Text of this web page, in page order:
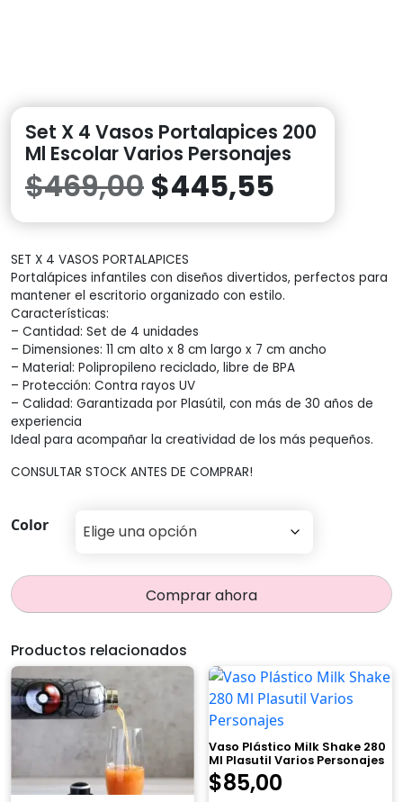
Set X 4 Vasos Portalapices 200
Ml Escolar Varios Personajes
$469,00 El
precio
original
era:
$469,00.
$445,55
precio
actual
$445,55.
SET X 4 VASOS PORTALAPICES
Portalápices infantiles con diseños divertidos, perfectos para
mantener el escritorio organizado con estilo.
Características:
– Cantidad: Set de 4 unidades
– Dimensiones: 11 cm alto x 8 cm largo x 7 cm ancho
– Material: Polipropileno reciclado, libre de BPA
– Protección: Contra rayos UV
– Calidad: Garantizada por Plasútil, con más de 30 años de
experiencia
Ideal para acompañar la creatividad de los más pequeños.
CONSULTAR STOCK ANTES DE COMPRAR!
Color
Comprar ahora
Productos relacionados
Vaso Plástico Milk Shake 280
Ml Plasutil Varios Personajes
$85,00